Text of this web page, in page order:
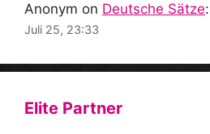
Anonym on Deutsche Sätze
Juli 25, 23:33
Elite Partner